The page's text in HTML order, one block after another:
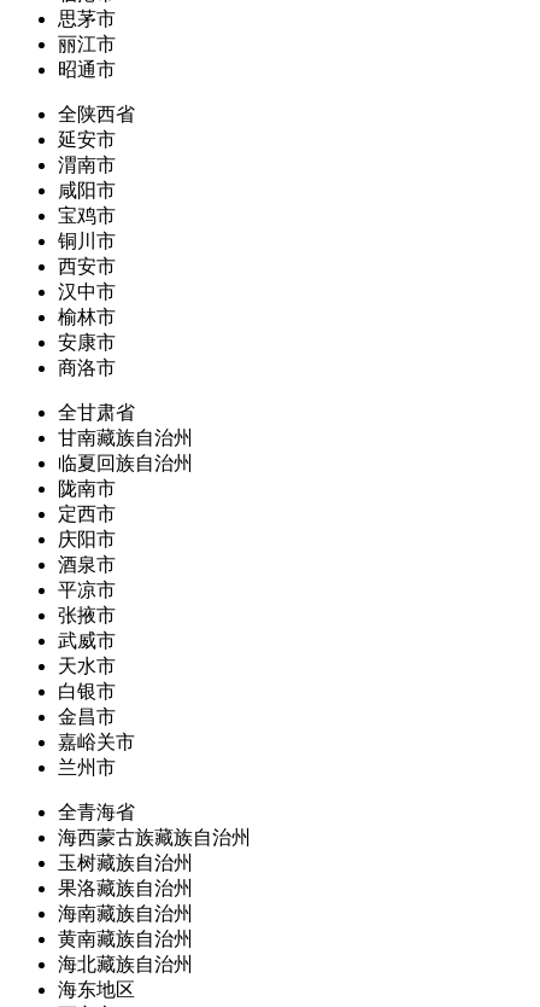
思茅市
丽江市
昭通市
全陕西省
延安市
渭南市
咸阳市
宝鸡市
铜川市
西安市
汉中市
榆林市
安康市
商洛市
全甘肃省
甘南藏族自治州
临夏回族自治州
陇南市
定西市
庆阳市
酒泉市
平凉市
张掖市
武威市
天水市
白银市
金昌市
嘉峪关市
兰州市
全青海省
海西蒙古族藏族自治州
玉树藏族自治州
果洛藏族自治州
海南藏族自治州
黄南藏族自治州
海北藏族自治州
海东地区